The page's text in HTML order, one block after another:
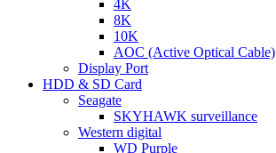
4K
8K
10K
AOC (Active Optical Cable)
Display Port
HDD & SD Card
Seagate
SKYHAWK surveillance
Western digital
WD Purple